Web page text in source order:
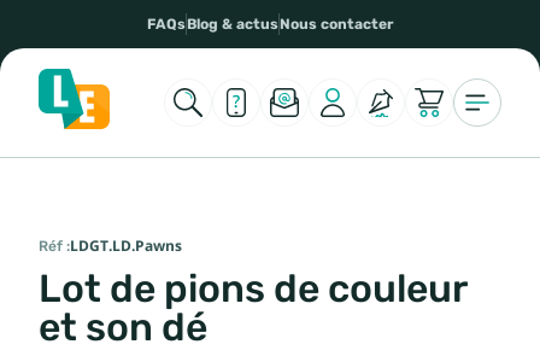
FAQsBlog & actusNous contacter
Réf :LDGT.LD.Pawns
Lot de pions de couleur
et son dé